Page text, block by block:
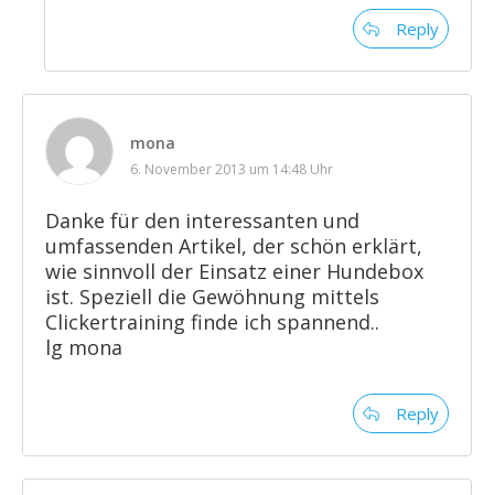
Reply
mona
6. November 2013 um 14:48 Uhr
Danke für den interessanten und
umfassenden Artikel, der schön erklärt,
wie sinnvoll der Einsatz einer Hundebox
ist. Speziell die Gewöhnung mittels
Clickertraining finde ich spannend..
lg mona
Reply